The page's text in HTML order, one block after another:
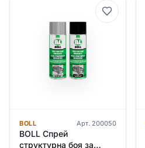
BOLL Арт. 200050
BOLL Спрей
структурна боя за